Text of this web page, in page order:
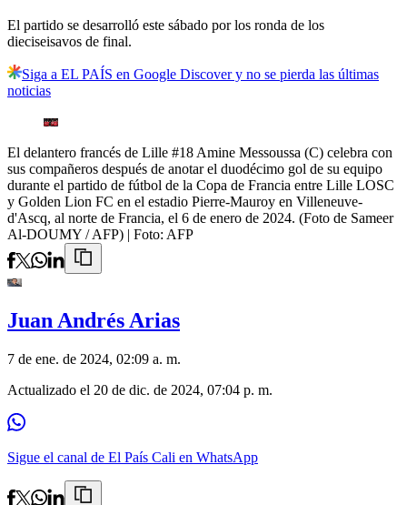
El partido se desarrolló este sábado por los ronda de los
dieciseisavos de final.
Siga a EL PAÍS en Google Discover y no se pierda las últimas
noticias
El delantero francés de Lille #18 Amine Messoussa (C) celebra con
sus compañeros después de anotar el duodécimo gol de su equipo
durante el partido de fútbol de la Copa de Francia entre Lille LOSC
y Golden Lion FC en el estadio Pierre-Mauroy en Villeneuve-
d'Ascq, al norte de Francia, el 6 de enero de 2024. (Foto de Sameer
Al-DOUMY / AFP) | Foto: AFP
Juan Andrés Arias
7 de ene. de 2024, 02:09 a. m.
Actualizado el 20 de dic. de 2024, 07:04 p. m.
Sigue el canal de El País Cali en WhatsApp